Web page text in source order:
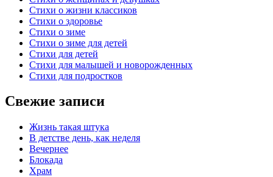
Стихи о жизни классиков
Стихи о здоровье
Стихи о зиме
Стихи о зиме для детей
Стихи для детей
Стихи для малышей и новорожденных
Стихи для подростков
Свежие записи
Жизнь такая штука
В детстве день, как неделя
Вечернее
Блокада
Храм